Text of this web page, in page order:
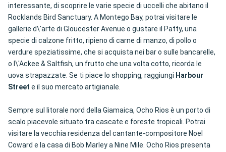
interessante, di scoprire le varie specie di uccelli che abitano il
Rocklands Bird Sanctuary. A Montego Bay, potrai visitare le
gallerie d\'arte di Gloucester Avenue o gustare il Patty, una
specie di calzone fritto, ripieno di carne di manzo, di pollo o
verdure speziatissime, che si acquista nei bar o sulle bancarelle,
o l\'Ackee & Saltfish, un frutto che una volta cotto, ricorda le
uova strapazzate. Se ti piace lo shopping, raggiungi Harbour
Street e il suo mercato artigianale.
Sempre sul litorale nord della Giamaica, Ocho Rios è un porto di
scalo piacevole situato tra cascate e foreste tropicali. Potrai
visitare la vecchia residenza del cantante-compositore Noel
Coward e la casa di Bob Marley a Nine Mile. Ocho Rios presenta